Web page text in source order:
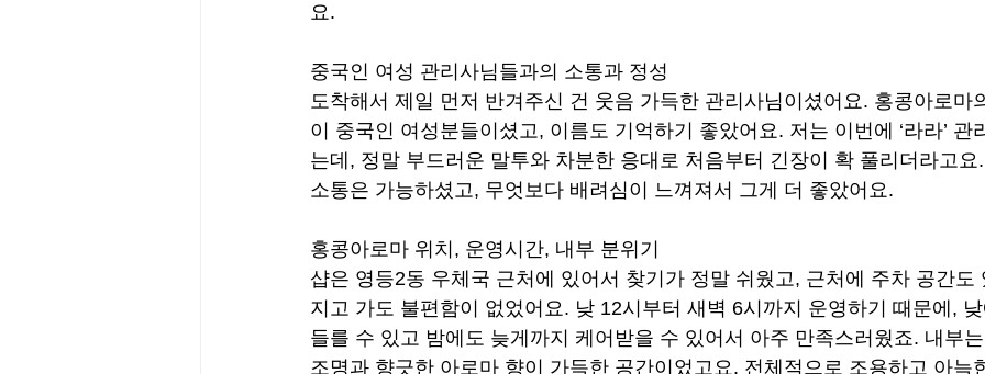
요.
중국인 여성 관리사님들과의 소통과 정성
도착해서 제일 먼저 반겨주신 건 웃음 가득한 관리사님이셨어요. 홍콩아로마
이 중국인 여성분들이셨고, 이름도 기억하기 좋았어요. 저는 이번에 ‘라라’ 관
는데, 정말 부드러운 말투와 차분한 응대로 처음부터 긴장이 확 풀리더라고요
소통은 가능하셨고, 무엇보다 배려심이 느껴져서 그게 더 좋았어요.
홍콩아로마 위치, 운영시간, 내부 분위기
샵은 영등2동 우체국 근처에 있어서 찾기가 정말 쉬웠고, 근처에 주차 공간도
지고 가도 불편함이 없었어요. 낮 12시부터 새벽 6시까지 운영하기 때문에, 낮
들를 수 있고 밤에도 늦게까지 케어받을 수 있어서 아주 만족스러웠죠. 내부
조명과 향긋한 아로마 향이 가득한 공간이었고요. 전체적으로 조용하고 아늑